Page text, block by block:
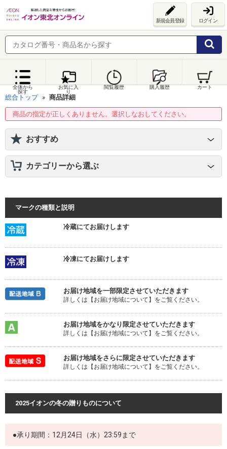
新規会員登録 ログイン
全体から
探す
お気に入
り
閲覧履歴 購入履歴 カート
総合トップ 商品詳細
商品の指定が正しくありません。選択しなおしてください。
おすすめ
カテゴリーから選ぶ
マークの種類と説明
冷蔵にてお届けします
冷凍にてお届けします
お届け地域を一部限定させていただきます
詳しくは【お届け地域について】をご覧ください。
お届け地域をかなり限定させていただきます
詳しくは【お届け地域について】をご覧ください。
お届け地域をさらに限定させていただきます
詳しくは【お届け地域について】をご覧ください。
2025イオンの冬の贈りものについて
●承り期間：12月24日（水）23:59まで